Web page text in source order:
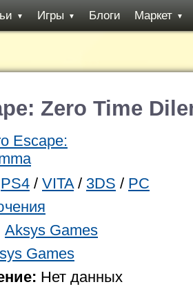
▼ Игры ▼ Блоги Маркет ▼
Zero Time
PS4 / VITA/ 3DS / PC
Aksys Games
Games
Нет данных